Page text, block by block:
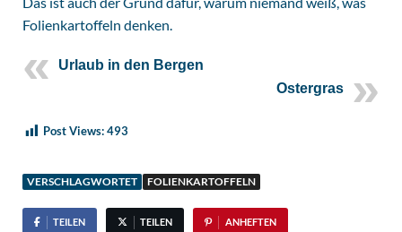
Folienkartoffeln denken.
Urlaub in den Bergen
Ostergras
Post Views:493
VERSCHLAGWORTET FOLIENKARTOFFELN
TEILEN TEILEN ANHEFTEN